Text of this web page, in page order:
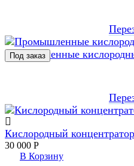
Промышленные
Кислородный
30 000 Р
В Корзину